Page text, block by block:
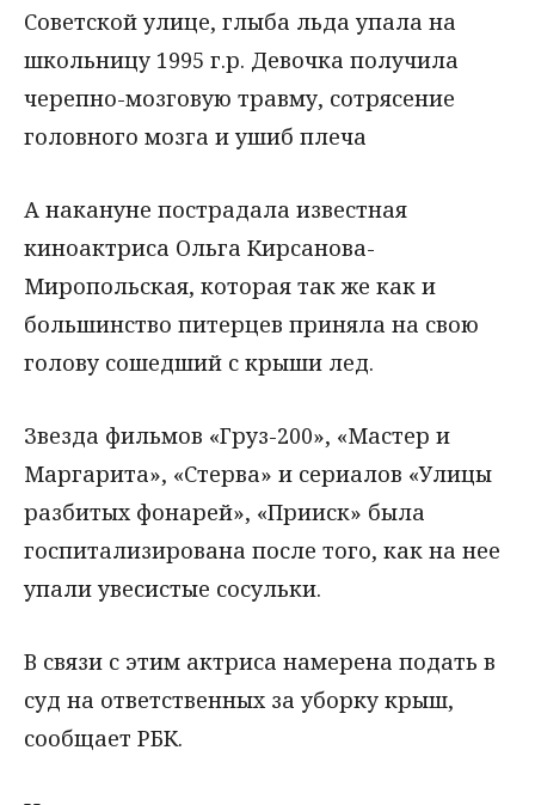
Советской улице, глыба льда упала на
школьницу 1995 г.р. Девочка получила
черепно-мозговую травму, сотрясение
головного мозга и ушиб плеча
А накануне пострадала известная
киноактриса Ольга Кирсанова-
Миропольская, которая так же как и
большинство питерцев приняла на свою
голову сошедший с крыши лед.
Звезда фильмов «Груз-200», «Мастер и
Маргарита», «Стерва» и сериалов «Улицы
разбитых фонарей», «Прииск» была
госпитализирована после того, как на нее
упали увесистые сосульки.
В связи с этим актриса намерена подать в
суд на ответственных за уборку крыш,
сообщает РБК.